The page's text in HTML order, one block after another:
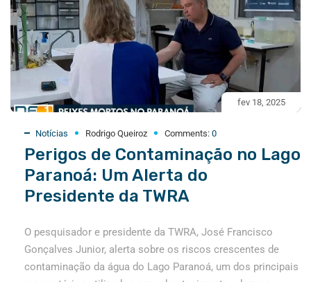
fev 18, 2025
Notícias Rodrigo Queiroz Comments: 0
Perigos de Contaminação no Lago
Paranoá: Um Alerta do
Presidente da TWRA
O pesquisador e presidente da TWRA, José Francisco
Gonçalves Junior, alerta sobre os riscos crescentes de
contaminação da água do Lago Paranoá, um dos principais